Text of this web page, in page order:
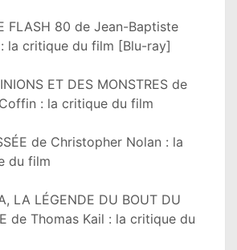
FLASH 80 de Jean-Baptiste
la critique du film [Blu-ray]
ET DES MONSTRES de
: la critique du film
de Christopher Nolan : la
du film
LA LÉGENDE DU BOUT DU
de Thomas Kail : la critique du